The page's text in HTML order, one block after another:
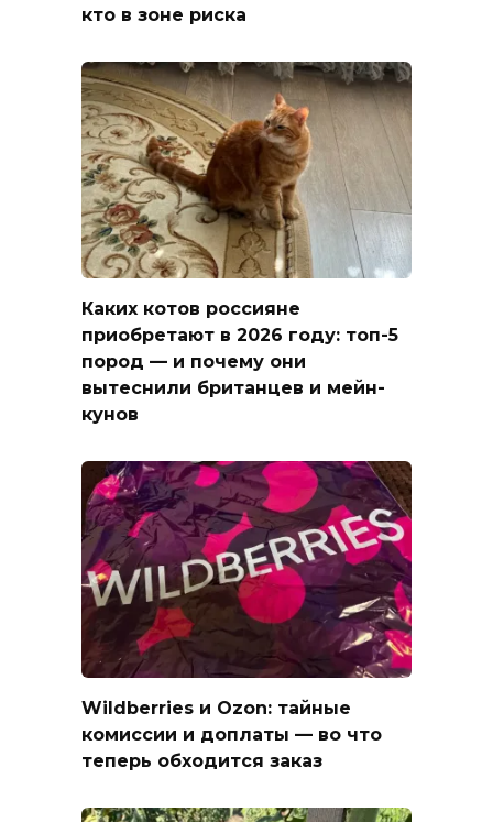
кто в зоне риска
Каких котов россияне
приобретают в 2026 году: топ-5
пород — и почему они
вытеснили британцев и мейн-
кунов
Wildberries и Ozon: тайные
комиссии и доплаты — во что
теперь обходится заказ